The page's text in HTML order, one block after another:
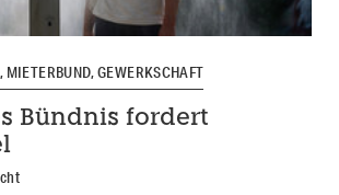
MIETERBUND, GEWERKSCHAFT
Bündnis fordert